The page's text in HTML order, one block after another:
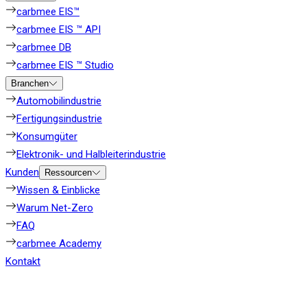
carbmee EIS™
carbmee EIS ™ API
carbmee DB
carbmee EIS ™ Studio
Branchen
Automobilindustrie
Fertigungsindustrie
Konsumgüter
Elektronik- und Halbleiterindustrie
Kunden
Ressourcen
Wissen & Einblicke
Warum Net-Zero
FAQ
carbmee Academy
Kontakt